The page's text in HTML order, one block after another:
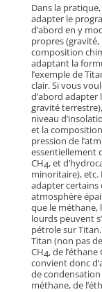
Dans la pratique,
adapter le
d’abord en y
propres (gravité,
composition
adaptant la
l’exemple de
clair. Si vous
d’abord adapter
gravité
niveau
et la
pression de
essentiellement
CH4, et
minoritaire), etc.
adapter certains
atmosphère
que le méthane,
lourds peuvent
pétrole sur
Titan (non pas
CH4, de l’éthane
convient donc
de condensation
méthane, de